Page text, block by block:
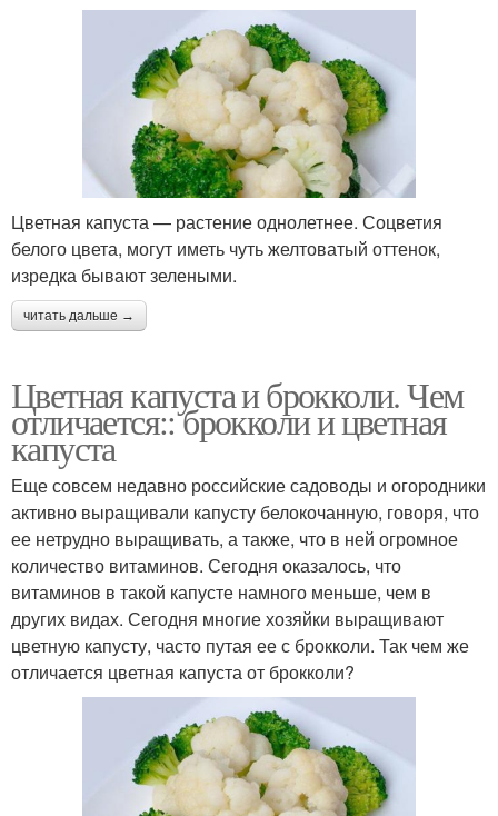
Цветная капуста — растение однолетнее. Соцветия
белого цвета, могут иметь чуть желтоватый оттенок,
изредка бывают зелеными.
читать дальше →
Цветная капуста и брокколи. Чем
отличается:: брокколи и цветная
капуста
Еще совсем недавно российские садоводы и огородники
активно выращивали капусту белокочанную, говоря, что
ее нетрудно выращивать, а также, что в ней огромное
количество витаминов. Сегодня оказалось, что
витаминов в такой капусте намного меньше, чем в
других видах. Сегодня многие хозяйки выращивают
цветную капусту, часто путая ее с брокколи. Так чем же
отличается цветная капуста от брокколи?